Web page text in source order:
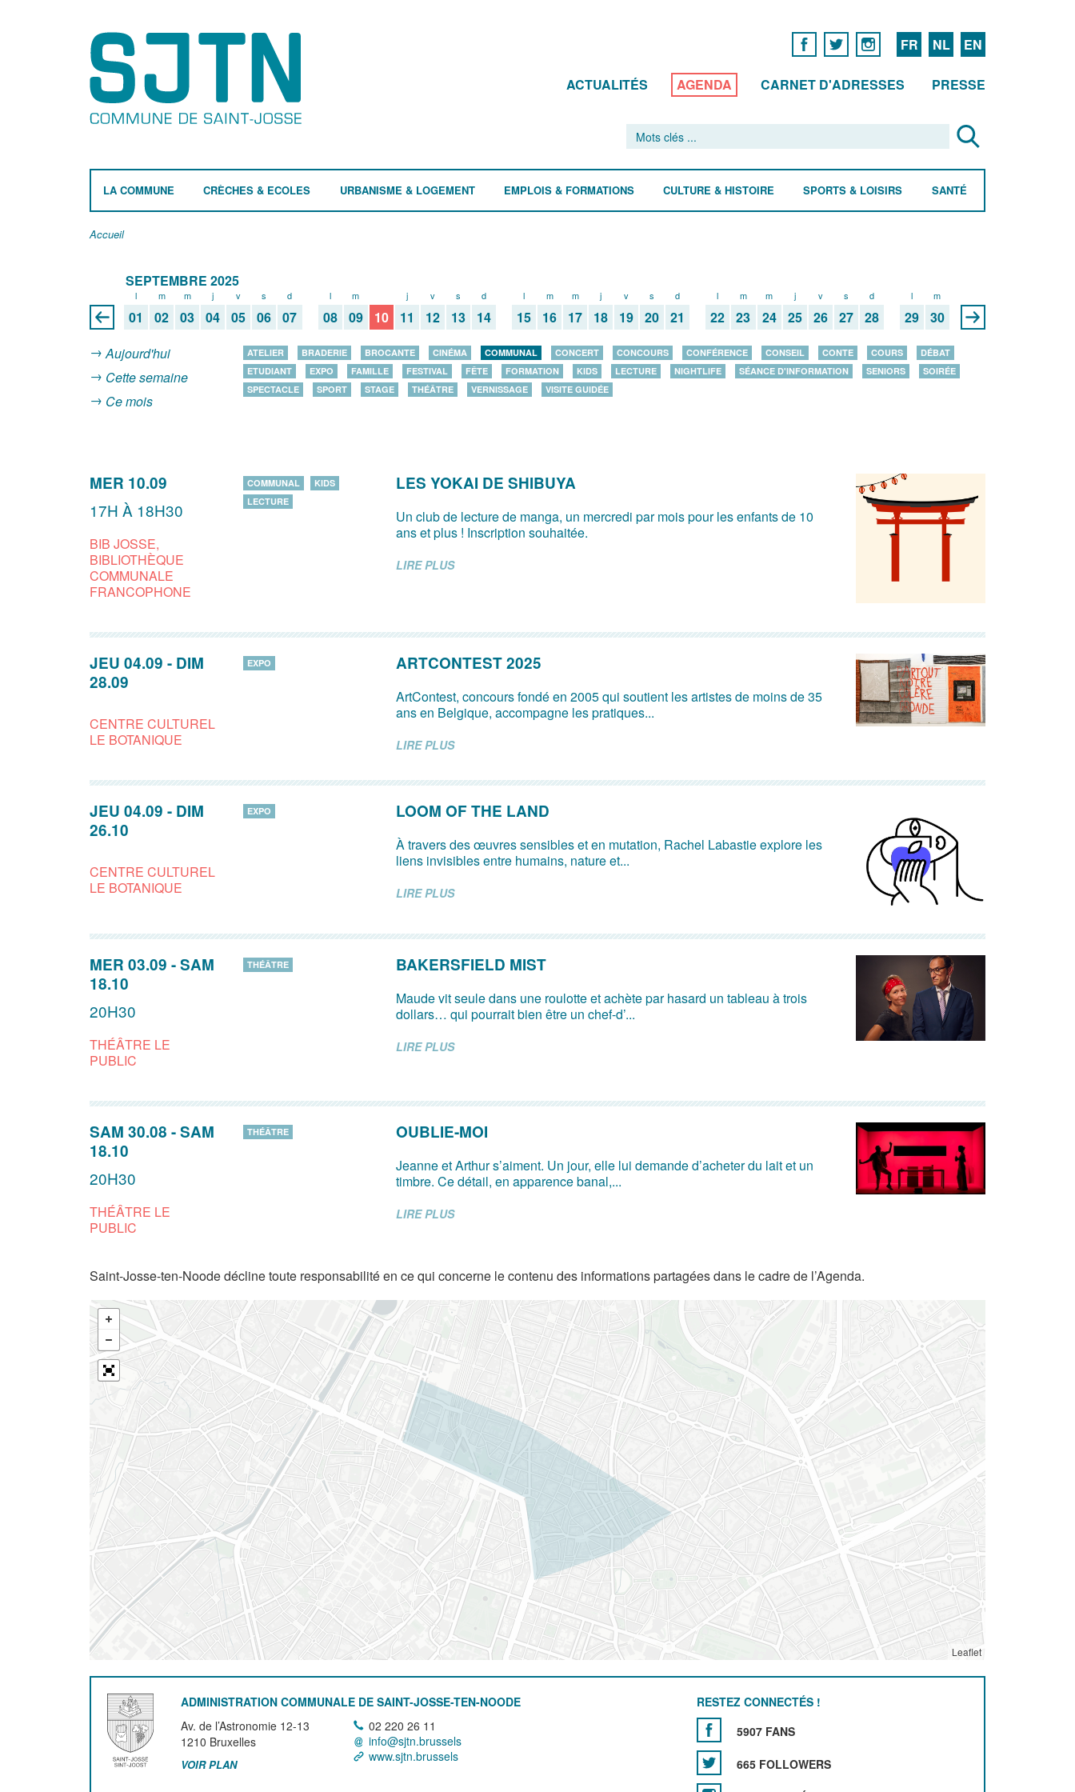
FR NL EN
ACTUALITÉS AGENDA CARNET D'ADRESSES PRESSE
LA COMMUNE CRÈCHES & ECOLES URBANISME & LOGEMENT EMPLOIS & FORMATIONS CULTURE & HISTOIRE SPORTS & LOISIRS SANTÉ
Accueil
SEPTEMBRE 2025
l
01
m
02
m
03
j
04
v
05
s
06
d
07
l
08
m
09 10
j
11
v
12
s
13
d
14
l
15
m
16
m
17
j
18
v
19
s
20
d
21
l
22
m
23
m
24
j
25
v
26
s
27
d
28
l
29
m
30
Aujourd'hui
Cette semaine
Ce mois
ATELIER BRADERIE BROCANTE CINÉMA COMMUNAL CONCERT CONCOURS CONFÉRENCE CONSEIL CONTE COURS
DÉBAT
ETUDIANT
EXPO FAMILLE FESTIVAL FÊTE FORMATION KIDS LECTURE NIGHTLIFE SÉANCE D'INFORMATION SENIORS
SOIRÉE
SPECTACLE
SPORT STAGE THÉÂTRE VERNISSAGE VISITE GUIDÉE
MER 10.09
17H À 18H30
BIB JOSSE,
BIBLIOTHÈQUE
COMMUNALE
FRANCOPHONE
COMMUNAL
KIDS
LECTURE
LES YOKAI DE SHIBUYA
Un club de lecture de manga, un mercredi par mois pour les enfants de 10
ans et plus ! Inscription souhaitée.
LIRE PLUS
JEU 04.09 - DIM
28.09
CENTRE CULTUREL
LE BOTANIQUE
EXPO ARTCONTEST 2025
ArtContest, concours fondé en 2005 qui soutient les artistes de moins de 35
ans en Belgique, accompagne les pratiques...
LIRE PLUS
JEU 04.09 - DIM
26.10
CENTRE CULTUREL
LE BOTANIQUE
EXPO LOOM OF THE LAND
À travers des œuvres sensibles et en mutation, Rachel Labastie explore les
liens invisibles entre humains, nature et...
LIRE PLUS
MER 03.09 -SAM
18.10
20H30
THÉÂTRE LE
PUBLIC
THÉÂTRE BAKERSFIELD MIST
Maude vit seule dans une roulotte et achète par hasard un tableau à trois
dollars… qui pourrait bien être un chef-d’...
LIRE PLUS
SAM 30.08 -SAM
18.10
20H30
THÉÂTRE LE
PUBLIC
THÉÂTRE OUBLIE-MOI
Jeanne et Arthur s’aiment. Un jour, elle lui demande d’acheter du lait et un
timbre. Ce détail, en apparence banal,...
LIRE PLUS
Saint-Josse-ten-Noode décline toute responsabilité en ce qui concerne le contenu des informations partagées dans le cadre de l’Agenda.
Leaflet
ADMINISTRATION COMMUNALE DE SAINT-JOSSE-TEN-NOODE
Av. de l’Astronomie 12-13
1210 Bruxelles
VOIR PLAN
02 220 26 11
info@sjtn.brussels
www.sjtn.brussels
RESTEZ CONNECTÉS !
5907 FANS
665 FOLLOWERS